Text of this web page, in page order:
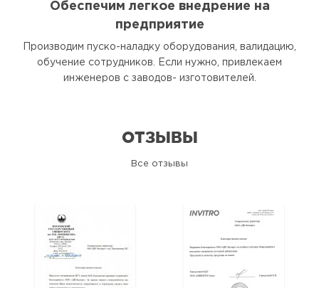
Обеспечим легкое внедрение на
предприятие
Производим пуско-наладку оборудования, валидацию,
обучение сотрудников. Если нужно, привлекаем
инженеров с заводов- изготовителей.
ОТЗЫВЫ
Все отзывы